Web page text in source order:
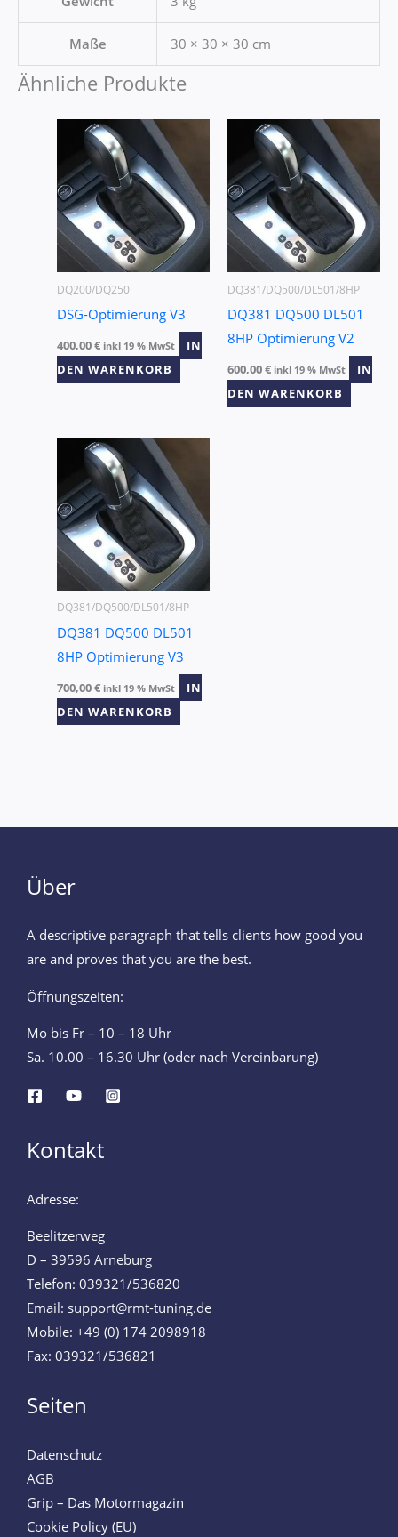
Maße 30 × 30 × 30 cm
Ähnliche Produkte
DQ200/DQ250
DSG-Optimierung V3
400,00€ inkl 19 % MwSt
IN
DEN WARENKORB
DQ381/DQ500/DL501/8HP
DQ381 DQ500 DL501
8HP Optimierung V2
600,00€ inkl 19 % MwSt
IN
DEN WARENKORB
DQ381/DQ500/DL501/8HP
DQ381 DQ500 DL501
8HP Optimierung V3
700,00€ inkl 19 % MwSt
IN
DEN WARENKORB
Über
A descriptive paragraph that tells clients how good you
are and proves that you are the best.
Öffnungszeiten:
Mo bis Fr – 10 – 18 Uhr
Sa. 10.00 – 16.30 Uhr (oder nach Vereinbarung)
Kontakt
Adresse:
Beelitzerweg
D – 39596 Arneburg
Telefon: 039321/536820
Email: support@rmt-tuning.de
Mobile: +49 (0) 174 2098918
Fax: 039321/536821
Seiten
Datenschutz
AGB
Grip – Das Motormagazin
Cookie Policy (EU)